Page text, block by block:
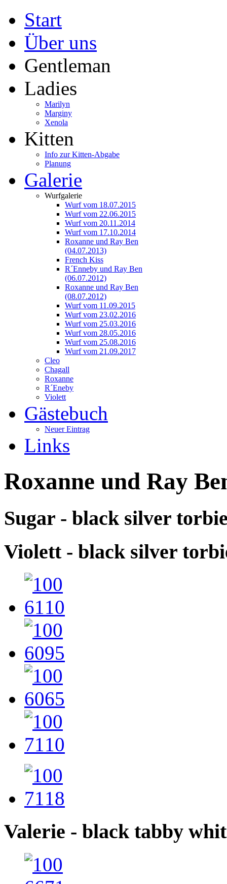
Start
Über uns
Gentleman
Ladies
Marilyn
Marginy
Xenola
Kitten
Info zur Kitten-Abgabe
Planung
Galerie
Wurfgalerie
Wurf vom 18.07.2015
Wurf vom 22.06.2015
Wurf vom 20.11.2014
Wurf vom 17.10.2014
Roxanne und Ray Ben
(04.07.2013)
French Kiss
R´Enneby und Ray Ben
(06.07.2012)
Roxanne und Ray Ben
(08.07.2012)
Wurf vom 11.09.2015
Wurf vom 23.02.2016
Wurf vom 25.03.2016
Wurf vom 28.05.2016
Wurf vom 25.08.2016
Wurf vom 21.09.2017
Cleo
Chagall
Roxanne
R´Eneby
Violett
Gästebuch
Neuer Eintrag
Links
Roxanne und Ray
Sugar - black silver
Violett - black silver
Valerie - black tabby